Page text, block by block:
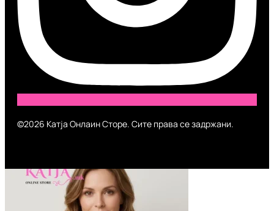
©2026 Катја Онлаин Сторе. Сите права се задржани.